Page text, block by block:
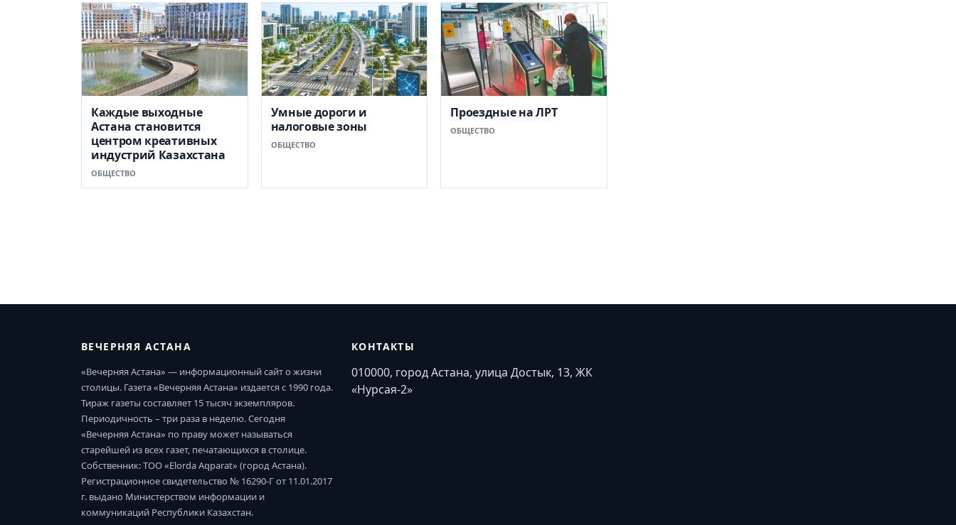
Каждые выходные
Астана становится
центром креативных
индустрий Казахстана
ОБЩЕСТВО
Умные дороги и
налоговые зоны
ОБЩЕСТВО
Проездные на ЛРТ
ОБЩЕСТВО
ВЕЧЕРНЯЯ АСТАНА
«Вечерняя Астана» — информационный сайт о жизни
столицы. Газета «Вечерняя Астана» издается с 1990 года.
Тираж газеты составляет 15 тысяч экземпляров.
Периодичность – три раза в неделю. Сегодня
«Вечерняя Астана» по праву может называться
старейшей из всех газет, печатающихся в столице.
Собственник: ТОО «Elorda Aqparat» (город Астана).
Регистрационное свидетельство № 16290-Г от 11.01.2017
г. выдано Министерством информации и
коммуникаций Республики Казахстан.
КОНТАКТЫ
010000, город Астана, улица Достык, 13, ЖК
«Нурсая-2»